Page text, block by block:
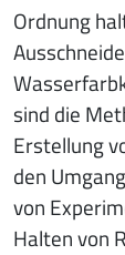
Ordnung
sind die
Erstellung
den
von
Halten von